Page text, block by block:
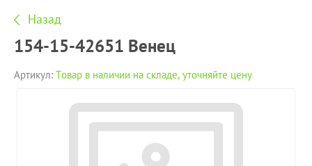
Назад
154-15-42651 Венец
Артикул: Товар в наличии на складе, уточняйте цену